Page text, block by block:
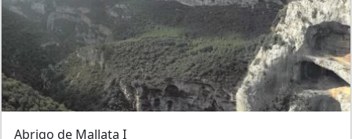
Abrigo de Mallata I